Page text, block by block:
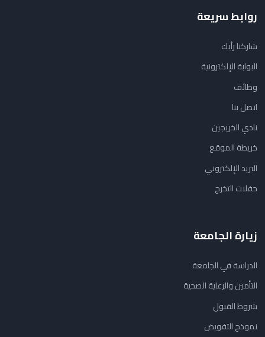
روابط سريعة
شاركنا رأيك
البوابة الإلكترونية
وظائف
اتصل بنا
نادي الخريجين
خريطة الموقع
البريد الإلكتروني
حفلات التخرج
زيارة الجامعة
الدراسة في الجامعة
التأمين والرعاية الصحية
شروط القبول
نموذج التفويض